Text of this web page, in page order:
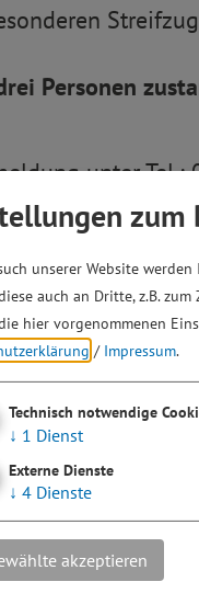
Personen
unter
Die
Rathaus. Die
zum
unserer Website
auch an Dritte, z.B.
hier vorgenommenen
/ Impressum.
Technisch notwendige
↓ 1 Dienst
Externe Dienste
↓ 4 Dienste
akzeptieren